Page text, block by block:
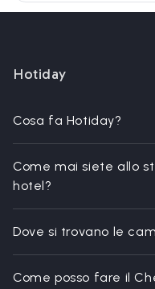
Hotiday
Cosa fa Hotiday?
Come mai siete allo
hotel?
Dove si trovano le
Come posso fare il